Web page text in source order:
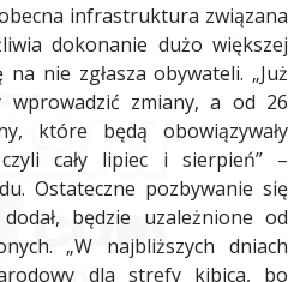
infrastruktura związana
dokonanie dużo większej
nie zgłasza obywateli. „Już
wprowadzić zmiany, a od 26
które będą obowiązywały
cały lipiec i sierpień” –
Ostateczne pozbywanie się
będzie uzależnione od
„W najbliższych dniach
dla strefy kibica, bo